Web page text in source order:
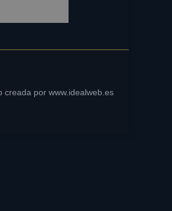
creada por www.idealweb.es